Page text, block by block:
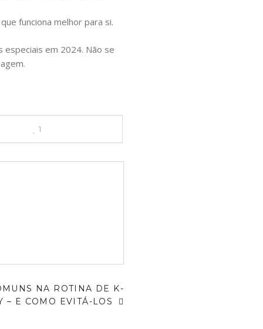
funciona melhor para si.
especiais em 2024. Não se
1
NA ROTINA DE K-
– E COMO EVITÁ-LOS